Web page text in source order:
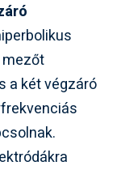
a két végzáró